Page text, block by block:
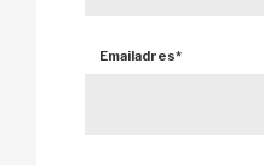
Emailadres*